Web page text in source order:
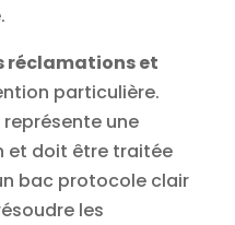
réclamations et
particulière.
une
et doit être traitée
bac protocole clair
les